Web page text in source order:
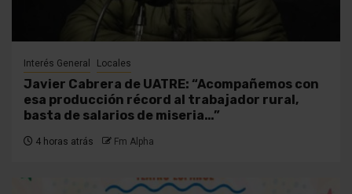
Interés General Locales
Javier Cabrera de UATRE: “Acompañemos con
esa producción récord al trabajador rural,
basta de salarios de miseria…”
4 horas atrás Fm Alpha